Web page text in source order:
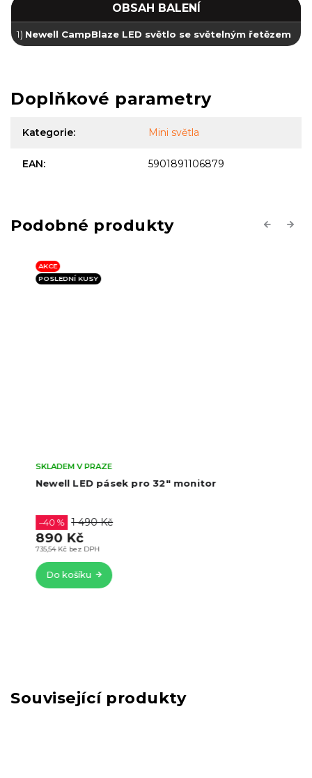
OBSAH BALENÍ
1) Newell CampBlaze LED světlo se světelným řetězem
Doplňkové parametry
Kategorie: Mini světla
EAN: 5901891106879
Previous
AKCE
POSLEDNÍ KUSY
Newell LED pásek pro 32″ monitor
SKLADEM V PRAZE
735,54 Kč bez DPH
–40 % 1 490 Kč
890 Kč
Do košíku
Next
Související produkty